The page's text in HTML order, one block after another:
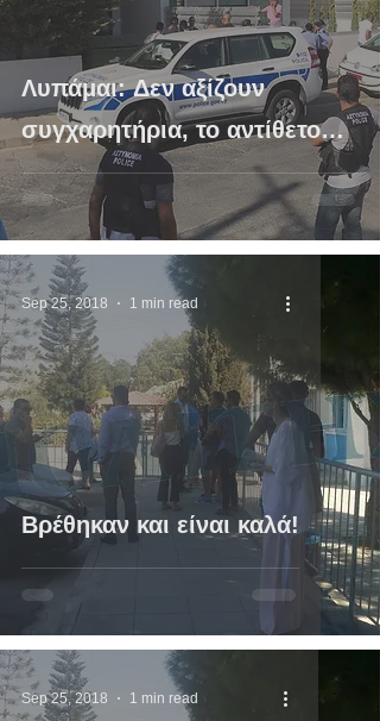
Λυπάμαι: Δεν αξίζουν
συγχαρητήρια, το αντίθετο…
Βρέθηκαν και είναι καλά!
Sep 25, 2018 1 min read
Sep 25, 2018 1 min read